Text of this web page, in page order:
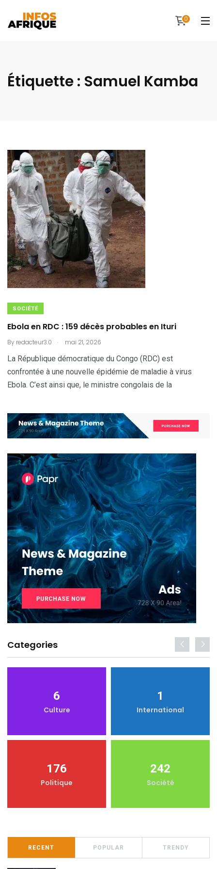
0
Étiquette : Samuel Kamba
SOCIÉTÉ
Ebola en RDC : 159 décès probables en Ituri
By redacteur3.0 . mai 21, 2026
La République démocratique du Congo (RDC) est
confrontée à une nouvelle épidémie de maladie à virus
Ebola. C’est ainsi que, le ministre congolais de la
Categories
6
Culture
1
International
176
Politique
242
Société
RECENT POPULAR TRENDY